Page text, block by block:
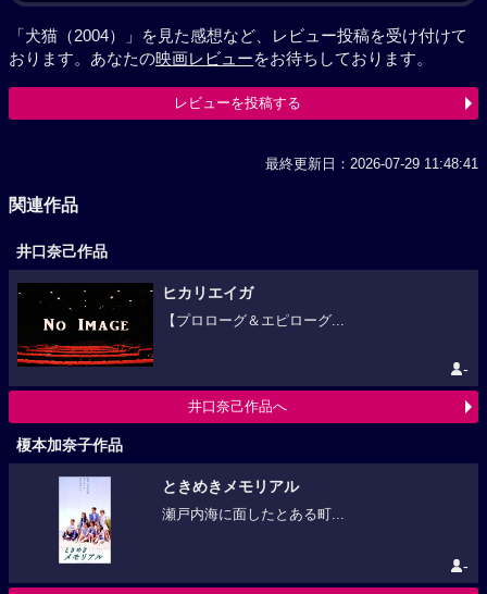
「犬猫（2004）」を見た感想など、レビュー投稿を受け付けて
おります。あなたの映画レビューをお待ちしております。
レビューを投稿する
最終更新日：2026-07-29 11:48:41
関連作品
井口奈己作品
ヒカリエイガ
【プロローグ＆エピローグ...
-
井口奈己作品へ
榎本加奈子作品
ときめきメモリアル
瀬戸内海に面したとある町...
-